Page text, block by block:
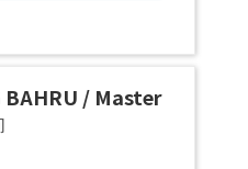
/ Master
17 August